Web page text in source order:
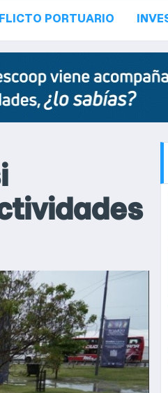
INVESTIGAN EL